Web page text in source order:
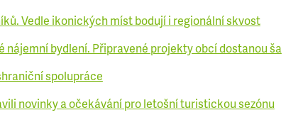
Vedle ikonických míst bodují i regionální skvost
nájemní bydlení. Připravené projekty obcí dostanou ša
spolupráce
novinky a očekávání pro letošní turistickou sezónu